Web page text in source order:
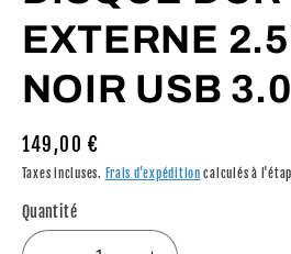
EXTERNE
NOIR USB 3.0
Prix
habituel
149,00 €
Taxes incluses. Frais d'expédition calculés à
Quantité